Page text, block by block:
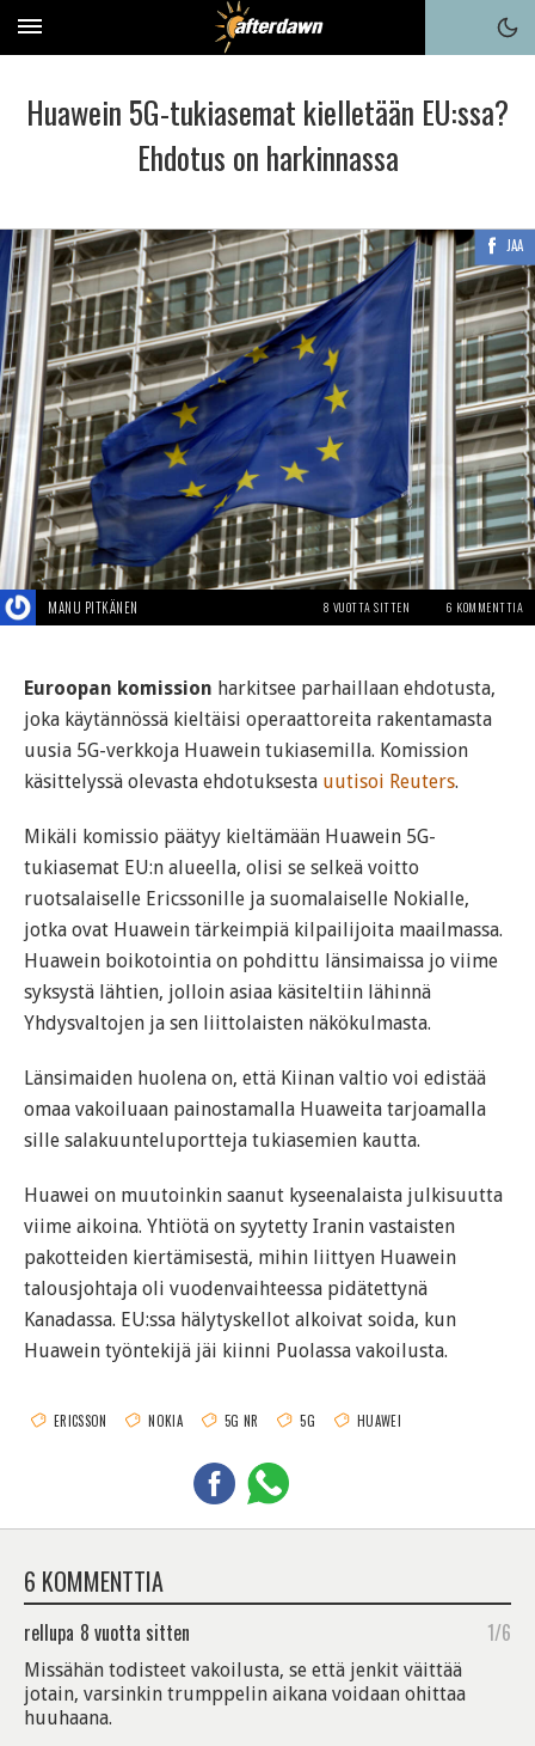
Huawein 5G-tukiasemat kielletään EU:ssa?
Ehdotus on harkinnassa
JAA
MANU PITKÄNEN 8 VUOTTA SITTEN 6 KOMMENTTIA
Euroopan komission harkitsee parhaillaan ehdotusta,
joka käytännössä kieltäisi operaattoreita rakentamasta
uusia 5G-verkkoja Huawein tukiasemilla. Komission
käsittelyssä olevasta ehdotuksesta uutisoi Reuters.
Mikäli komissio päätyy kieltämään Huawein 5G-
tukiasemat EU:n alueella, olisi se selkeä voitto
ruotsalaiselle Ericssonille ja suomalaiselle Nokialle,
jotka ovat Huawein tärkeimpiä kilpailijoita maailmassa.
Huawein boikotointia on pohdittu länsimaissa jo viime
syksystä lähtien, jolloin asiaa käsiteltiin lähinnä
Yhdysvaltojen ja sen liittolaisten näkökulmasta.
Länsimaiden huolena on, että Kiinan valtio voi edistää
omaa vakoiluaan painostamalla Huaweita tarjoamalla
sille salakuunteluportteja tukiasemien kautta.
Huawei on muutoinkin saanut kyseenalaista julkisuutta
viime aikoina. Yhtiötä on syytetty Iranin vastaisten
pakotteiden kiertämisestä, mihin liittyen Huawein
talousjohtaja oli vuodenvaihteessa pidätettynä
Kanadassa. EU:ssa hälytyskellot alkoivat soida, kun
Huawein työntekijä jäi kiinni Puolassa vakoilusta.
ERICSSON NOKIA 5G NR 5G HUAWEI
6 KOMMENTTIA
rellupa 8 vuotta sitten 1/6
Missähän todisteet vakoilusta, se että jenkit väittää
jotain, varsinkin trumppelin aikana voidaan ohittaa
huuhaana.